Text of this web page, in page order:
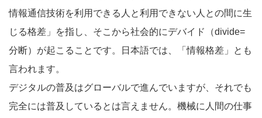
情報通信技術を利用できる人と利用できない人との間に生
じる格差」を指し、そこから社会的にデバイド（divide=
分断）が起こることです。日本語では、「情報格差」とも
言われます。
デジタルの普及はグローバルで進んでいますが、それでも
完全には普及しているとは言えません。機械に人間の仕事